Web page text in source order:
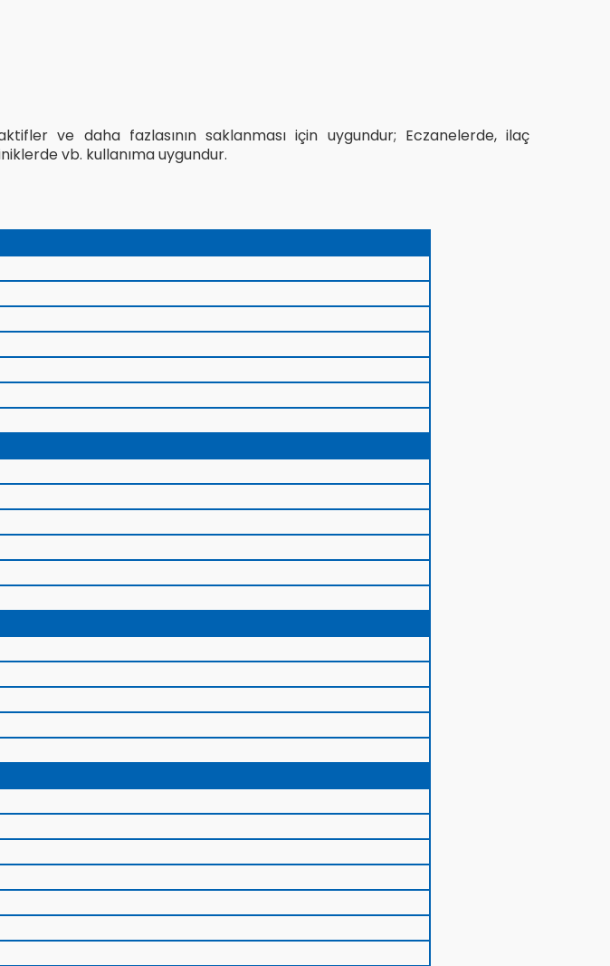
ve daha fazlasının saklanması için uygundur; Eczanelerde, ilaç
vb. kullanıma uygundur.